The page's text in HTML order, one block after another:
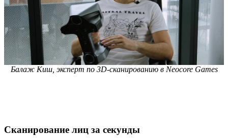
Балаж Киш, эксперт по 3D-сканированию в Neocore Games
Сканирование лиц за секунды